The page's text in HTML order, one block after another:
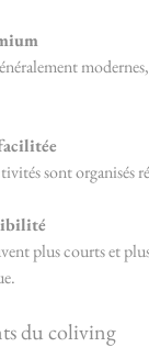
sont organisés
plus courts et
du coliving